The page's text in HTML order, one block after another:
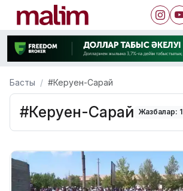
Басты #Керуен-Сарай
#Керуен-Сарай Жазбалар: 1